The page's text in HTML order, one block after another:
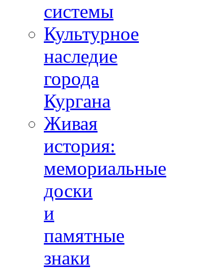
системы
Культурное
наследие
города
Кургана
Живая
история:
мемориальные
доски
и
памятные
знаки